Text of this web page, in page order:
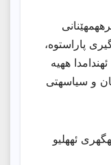
پاراستوه،
ههیه
و سیاسهتی
ئههلیو